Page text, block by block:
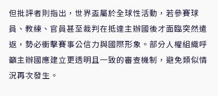
但批評者則指出，世界盃屬於全球性活動，若參賽球
員、教練、官員甚至裁判在抵達主辦國後才面臨突然遣
返，勢必衝擊賽事公信力與國際形象。部分人權組織呼
籲主辦國應建立更透明且一致的審查機制，避免類似情
況再次發生。